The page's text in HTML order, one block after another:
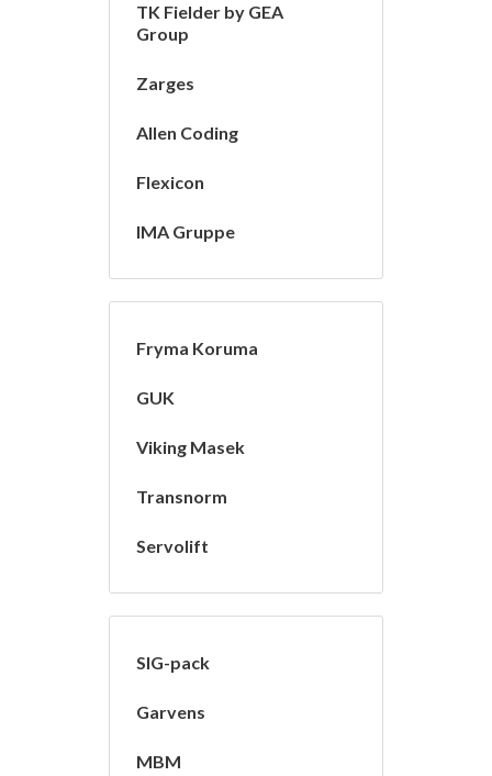
TK Fielder by GEA
Group
Zarges
Allen Coding
Flexicon
IMA Gruppe
Fryma Koruma
GUK
Viking Masek
Transnorm
Servolift
SIG-pack
Garvens
MBM